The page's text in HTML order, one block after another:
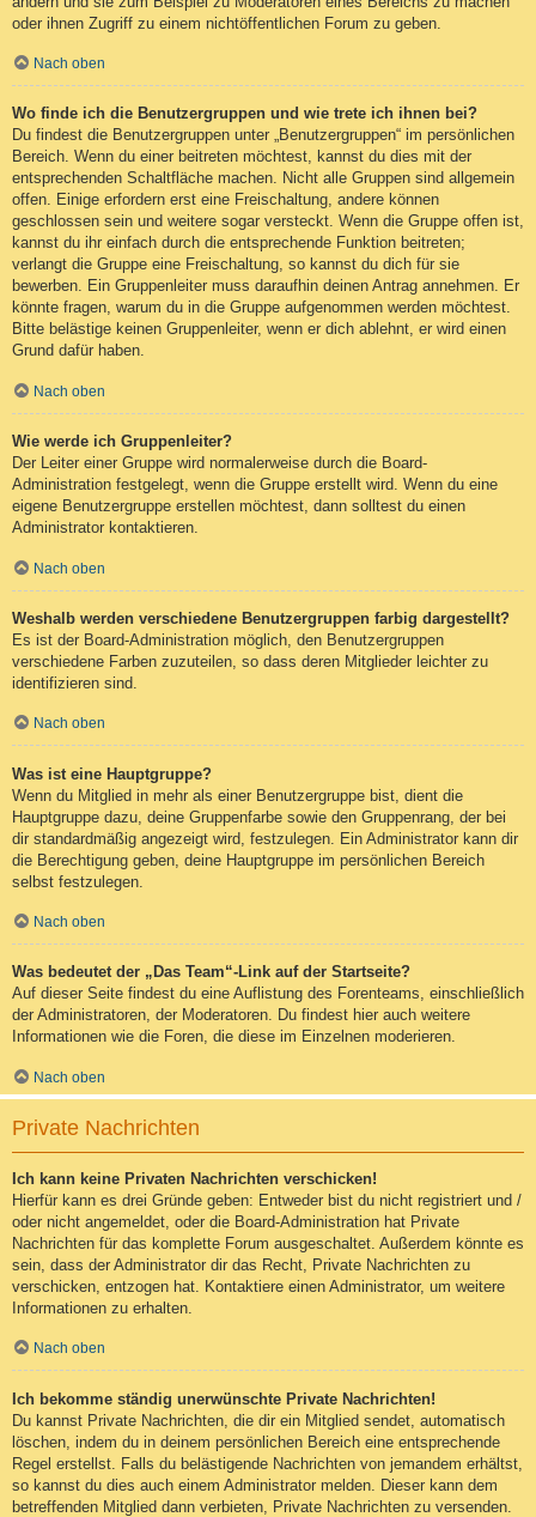
oder ihnen Zugriff zu einem nichtöffentlichen Forum zu geben.
Nach oben
Wo finde ich die Benutzergruppen und wie trete ich ihnen bei?
Du findest die Benutzergruppen unter „Benutzergruppen“ im persönlichen
Bereich. Wenn du einer beitreten möchtest, kannst du dies mit der
entsprechenden Schaltfläche machen. Nicht alle Gruppen sind allgemein
offen. Einige erfordern erst eine Freischaltung, andere können
geschlossen sein und weitere sogar versteckt. Wenn die Gruppe offen ist,
kannst du ihr einfach durch die entsprechende Funktion beitreten;
verlangt die Gruppe eine Freischaltung, so kannst du dich für sie
bewerben. Ein Gruppenleiter muss daraufhin deinen Antrag annehmen. Er
könnte fragen, warum du in die Gruppe aufgenommen werden möchtest.
Bitte belästige keinen Gruppenleiter, wenn er dich ablehnt, er wird einen
Grund dafür haben.
Nach oben
Wie werde ich Gruppenleiter?
Der Leiter einer Gruppe wird normalerweise durch die Board-
Administration festgelegt, wenn die Gruppe erstellt wird. Wenn du eine
eigene Benutzergruppe erstellen möchtest, dann solltest du einen
Administrator kontaktieren.
Nach oben
Weshalb werden verschiedene Benutzergruppen farbig dargestellt?
Es ist der Board-Administration möglich, den Benutzergruppen
verschiedene Farben zuzuteilen, so dass deren Mitglieder leichter zu
identifizieren sind.
Nach oben
Was ist eine Hauptgruppe?
Wenn du Mitglied in mehr als einer Benutzergruppe bist, dient die
Hauptgruppe dazu, deine Gruppenfarbe sowie den Gruppenrang, der bei
dir standardmäßig angezeigt wird, festzulegen. Ein Administrator kann dir
die Berechtigung geben, deine Hauptgruppe im persönlichen Bereich
selbst festzulegen.
Nach oben
Was bedeutet der „Das Team“-Link auf der Startseite?
Auf dieser Seite findest du eine Auflistung des Forenteams, einschließlich
der Administratoren, der Moderatoren. Du findest hier auch weitere
Informationen wie die Foren, die diese im Einzelnen moderieren.
Nach oben
Private Nachrichten
Ich kann keine Privaten Nachrichten verschicken!
Hierfür kann es drei Gründe geben: Entweder bist du nicht registriert und /
oder nicht angemeldet, oder die Board-Administration hat Private
Nachrichten für das komplette Forum ausgeschaltet. Außerdem könnte es
sein, dass der Administrator dir das Recht, Private Nachrichten zu
verschicken, entzogen hat. Kontaktiere einen Administrator, um weitere
Informationen zu erhalten.
Nach oben
Ich bekomme ständig unerwünschte Private Nachrichten!
Du kannst Private Nachrichten, die dir ein Mitglied sendet, automatisch
löschen, indem du in deinem persönlichen Bereich eine entsprechende
Regel erstellst. Falls du belästigende Nachrichten von jemandem erhältst,
so kannst du dies auch einem Administrator melden. Dieser kann dem
betreffenden Mitglied dann verbieten, Private Nachrichten zu versenden.